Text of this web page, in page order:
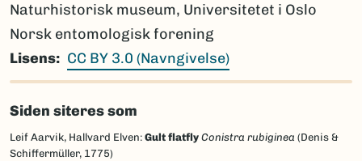
Naturhistorisk museum, Universitetet i Oslo
Norsk entomologisk forening
Lisens
CC BY 3.0 (Navngivelse)
Siden siteres som
Leif Aarvik, Hallvard Elven: Gult flatfly Conistra rubiginea (Denis &
Schiffermüller, 1775)